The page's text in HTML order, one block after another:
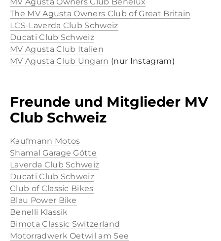
The MV Agusta Owners Club of Great Britain
LCS-Laverda Club Schweiz
Ducati Club Schweiz
​MV Agusta Club Italien
​MV Agusta Club Ungarn (nur Instagram)
Freunde und Mitglieder MV
Club Schweiz
Kaufmann Motos
Shamal Garage Götte
Laverda Club Schweiz
Ducati Club Schweiz
Club of Classic Bikes
Blau Power Bike
Benelli Klassik
Bimota Classic Switzerland
Motorradwerk Oetwil am See